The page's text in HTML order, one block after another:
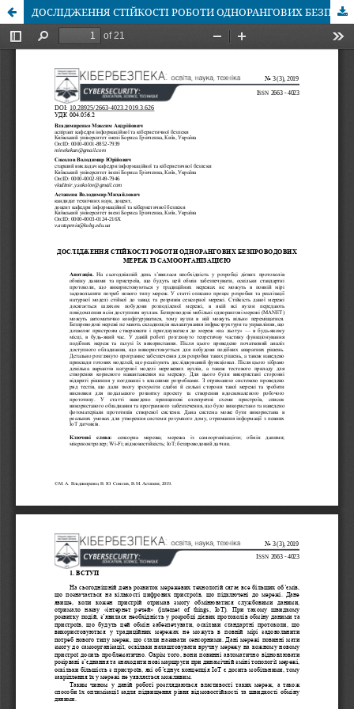
ДОСЛІДЖЕННЯ СТІЙКОСТІ РОБОТИ ОДНОРАНГОВИХ БЕЗПРОВОДОВИХ МЕРЕЖ ІЗ САМООРГАНІЗАЦІЄЮ